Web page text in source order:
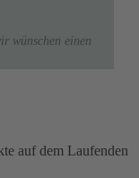
wünschen einen
auf dem Laufenden